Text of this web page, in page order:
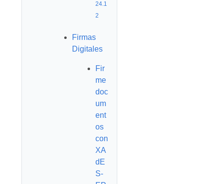
24.1
2
Firmas
Digitales
Fir
me
doc
um
ent
os
con
XA
dE
S-